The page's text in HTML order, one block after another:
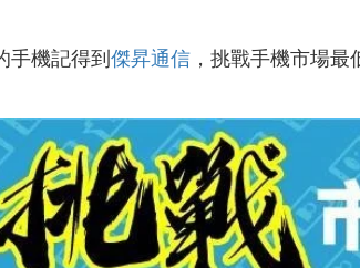
機記得到 傑昇通信 ，挑戰手機市場